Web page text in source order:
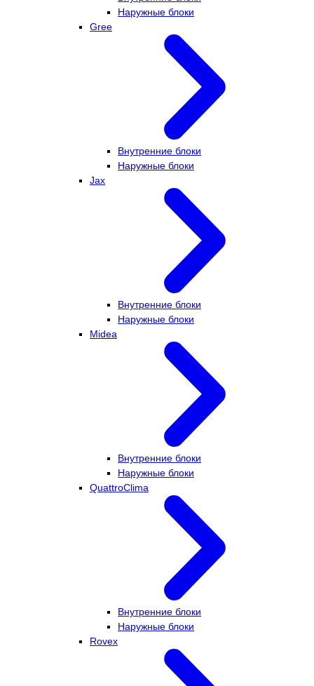
Наружные блоки
Gree
Внутренние блоки
Наружные блоки
Jax
Внутренние блоки
Наружные блоки
Midea
Внутренние блоки
Наружные блоки
QuattroClima
Внутренние блоки
Наружные блоки
Rovex